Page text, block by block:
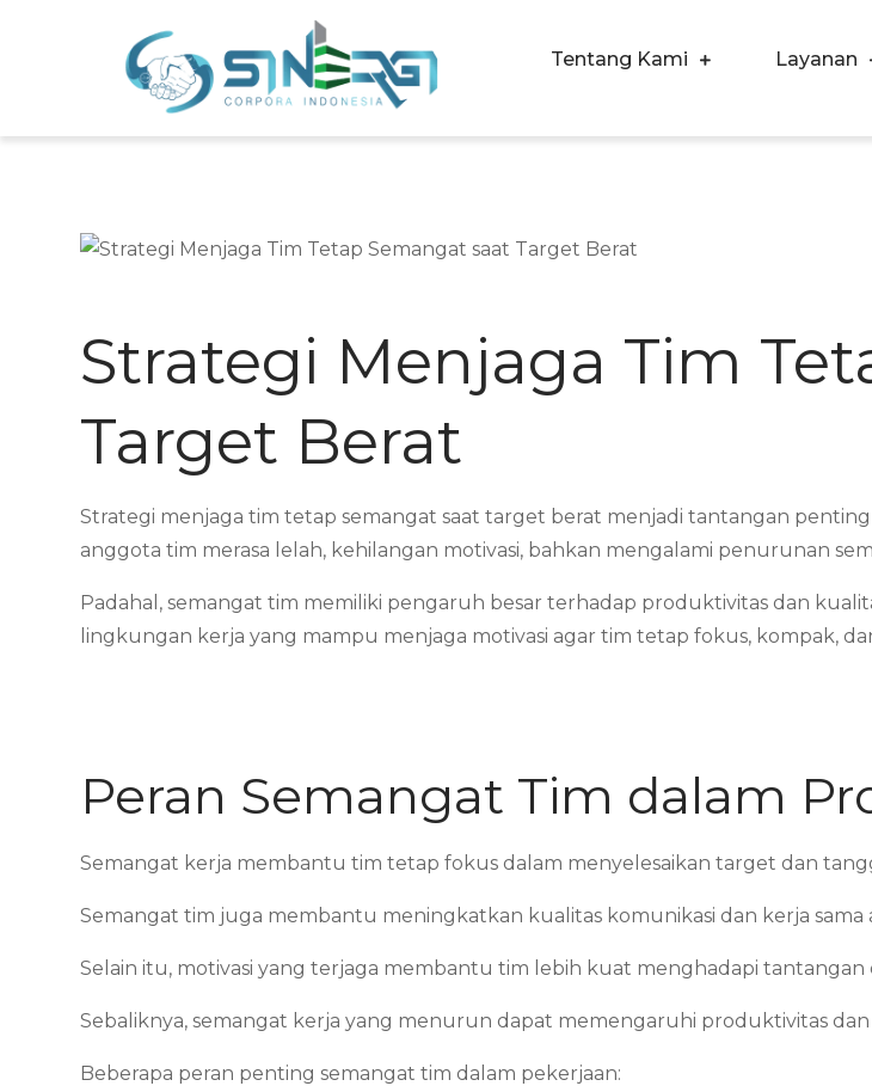
Tentang Kami Layanan
Strategi Menjaga Tim
Target Berat
Strategi menjaga tim tetap semangat saat target berat menjadi tantangan
anggota tim merasa lelah, kehilangan motivasi, bahkan mengalami penurunan
Padahal, semangat tim memiliki pengaruh besar terhadap produktivitas dan
lingkungan kerja yang mampu menjaga motivasi agar tim tetap fokus, kompak,
Peran Semangat Tim dalam
Semangat kerja membantu tim tetap fokus dalam menyelesaikan target dan
Semangat tim juga membantu meningkatkan kualitas komunikasi dan kerja
Selain itu, motivasi yang terjaga membantu tim lebih kuat menghadapi tantangan
Sebaliknya, semangat kerja yang menurun dapat memengaruhi produktivitas
Beberapa peran penting semangat tim dalam pekerjaan: